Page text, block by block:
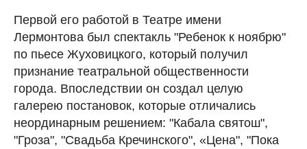
Первой его работой в Театре имени
Лермонтова был спектакль "Ребенок к ноябрю"
по пьесе Жуховицкого, который получил
признание театральной общественности
города. Впоследствии он создал целую
галерею постановок, которые отличались
неординарным решением: "Кабала святош",
"Гроза", "Свадьба Кречинского", «Цена", "Пока